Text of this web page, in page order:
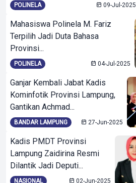
POLINELA 09-Jul-2025
Mahasiswa Polinela M. Fariz
Terpilih Jadi Duta Bahasa
Provinsi...
POLINELA 04-Jul-2025
Ganjar Kembali Jabat Kadis
Kominfotik Provinsi Lampung,
Gantikan Achmad...
BANDAR LAMPUNG 27-Jun-2025
Kadis PMDT Provinsi
Lampung Zaidirina Resmi
Dilantik Jadi Deputi...
NASIONAL 02-Jun-2025